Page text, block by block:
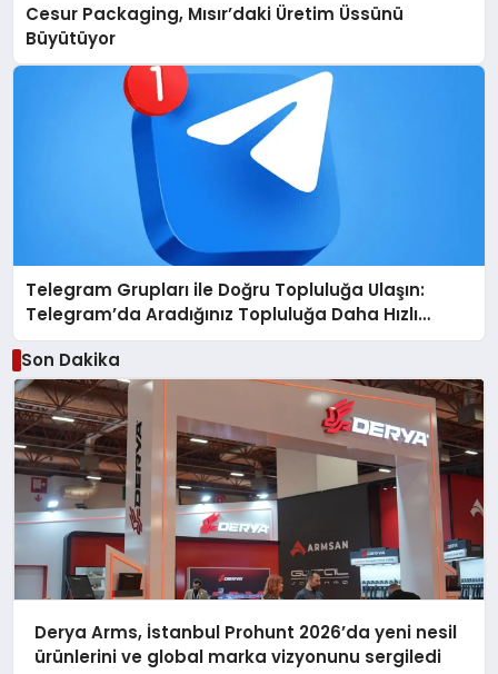
Cesur Packaging, Mısır’daki Üretim Üssünü
Büyütüyor
Telegram Grupları ile Doğru Topluluğa Ulaşın:
Telegram’da Aradığınız Topluluğa Daha Hızlı
Ulaşın
Son Dakika
Derya Arms, İstanbul Prohunt 2026’da yeni nesil
ürünlerini ve global marka vizyonunu sergiledi